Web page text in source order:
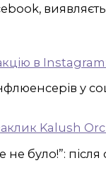
в
у
Kalush
не було!”: